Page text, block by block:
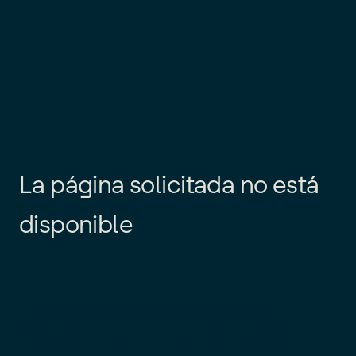
La página solicitada no está
disponible